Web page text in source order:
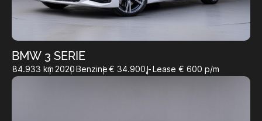
BMW 3 SERIE
84.933 km 2020 Benzine€ 34.900,- Lease € 600 p/m